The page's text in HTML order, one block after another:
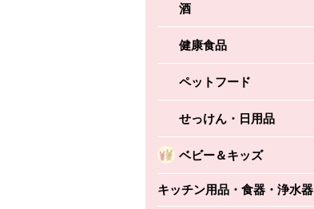
酒
健康食品
ペットフード
せっけん・日用品
ベビー＆キッズ
キッチン用品・食器・浄水器